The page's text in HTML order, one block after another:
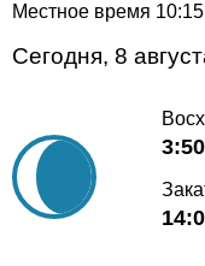
Местное время
Сегодня, 8
3:50